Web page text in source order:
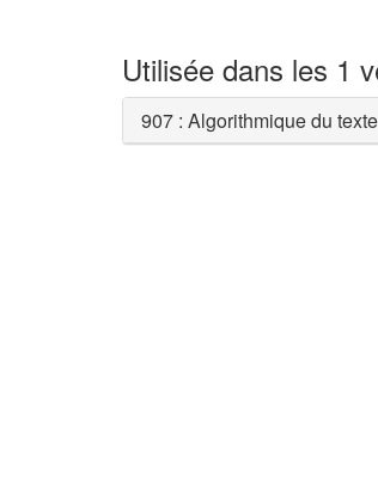
Utilisée dans les 1
907 : Algorithmique du